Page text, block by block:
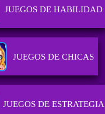
JUEGOS DE HABILIDAD
JUEGOS DE CHICAS
JUEGOS DE ESTRATEGIA